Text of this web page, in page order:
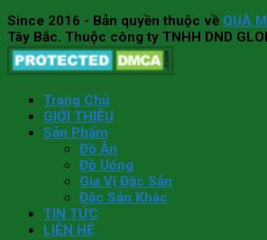
Since 2016 - Bản quyền thuộc về QUÀ
Tây Bắc. Thuộc công ty TNHH DND
Trang Chủ
GIỚI THIỆU
Sản Phẩm
Đồ Ăn
Đồ Uống
Gia Vị Đặc Sản
Đặc Sản Khác
TIN TỨC
LIÊN HỆ